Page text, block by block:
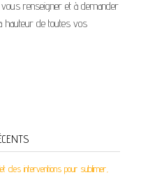
renseigner et à demander
hauteur de toutes vos
des interventions pour sublimer,